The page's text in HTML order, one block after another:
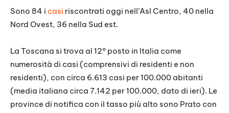
Sono 84 i casi riscontrati oggi nell’Asl Centro, 40 nella
Nord Ovest, 36 nella Sud est.
La Toscana si trova al 12° posto in Italia come
numerosità di casi (comprensivi di residenti e non
residenti), con circa 6.613 casi per 100.000 abitanti
(media italiana circa 7.142 per 100.000, dato di ieri). Le
province di notifica con il tasso più alto sono Prato con